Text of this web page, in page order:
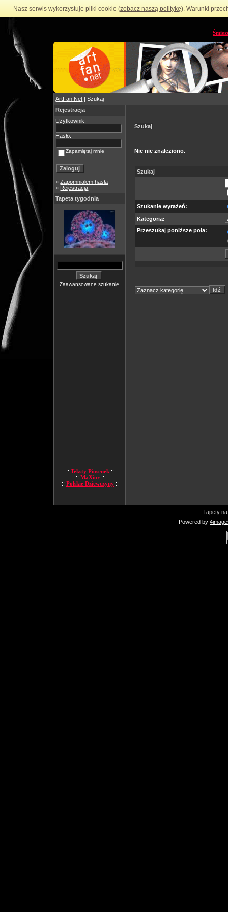
Nasz serwis wykorzystuje pliki cookie (zobacz naszą politykę). Warunki
ArtFan.Net | Szukaj
Rejestracja
Użytkownik:
Hasło:
Zapamiętaj mnie
»Zapomniałem hasła
» Rejestracja
Tapeta tygodnia
Zaawansowane szukanie
:: Teksty Piosenek ::
:: MaXior ::
:: Polskie Dziewczyny ::
Szukaj
Nic nie znaleziono.
Szukaj
Szukanie wyrażeń:
Kategoria:
Przeszukaj poniższe pola:
Tapety
Powered by